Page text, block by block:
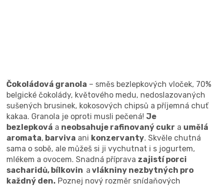
Čokoládová granola – směs bezlepkových vloček, 70%
belgické čokolády, květového medu, nedoslazovaných
sušených brusinek, kokosových chipsů a příjemná chuť
kakaa. Granola je oproti musli pečená! Je
bezlepková a neobsahuje rafinovaný cukr a umělá
aromata, barviva ani konzervanty. Skvěle chutná
sama o sobě, ale můžeš si ji vychutnat i s jogurtem,
mlékem a ovocem. Snadná příprava zajistí porci
sacharidů, bílkovin a vlákniny nezbytných pro
každný den. Poznej nový rozměr snídaňových